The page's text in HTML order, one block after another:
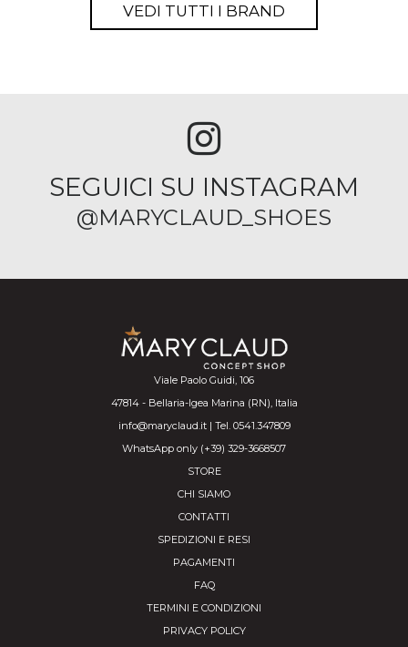
VEDI TUTTI I BRAND
SEGUICI SU INSTAGRAM
@MARYCLAUD_SHOES
Viale Paolo Guidi, 106
47814 - Bellaria-Igea Marina (RN), Italia
info@maryclaud.it | Tel. 0541.347809
WhatsApp only (+39) 329-3668507
STORE
CHI SIAMO
CONTATTI
SPEDIZIONI E RESI
PAGAMENTI
FAQ
TERMINI E CONDIZIONI
PRIVACY POLICY